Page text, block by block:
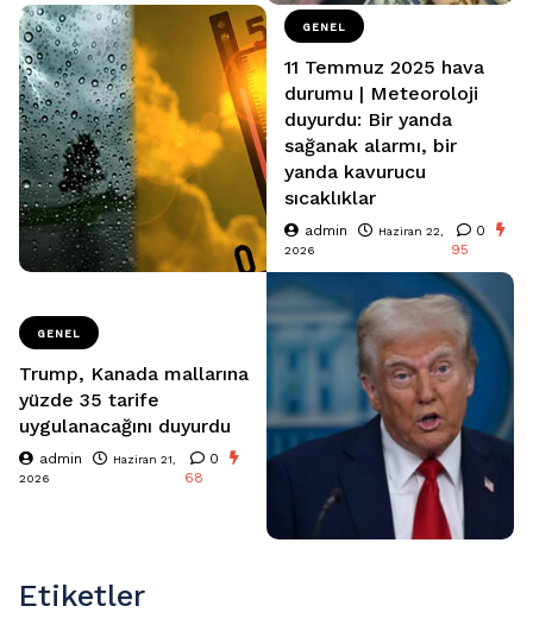
GENEL
11 Temmuz 2025 hava
durumu | Meteoroloji
duyurdu: Bir yanda
sağanak alarmı, bir
yanda kavurucu
sıcaklıklar
admin
Haziran 22,
2026
0
95
GENEL
Trump, Kanada mallarına
yüzde 35 tarife
uygulanacağını duyurdu
admin
Haziran 21,
2026
0
68
Etiketler